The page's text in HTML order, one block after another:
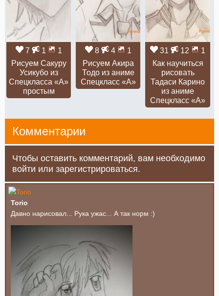
7 1
1
Рисуем Сакуру
Усикубо из
Спецкласса «А»
простым
8 4
1
Рисуем Акира
Тодо из аниме
Спецкласс «А»
31 12
1
Как научиться
рисовать
Тадаси Карино
из аниме
Спецкласс «А»
Комментарии
Чтобы оставить комментарий, вам необходимо
войти или зарегистрироваться.
Torio
Давно нарисовал... Рука ужас... А так норм :)